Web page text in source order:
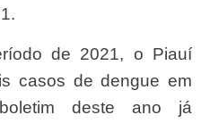
casos de dengue em
deste ano já